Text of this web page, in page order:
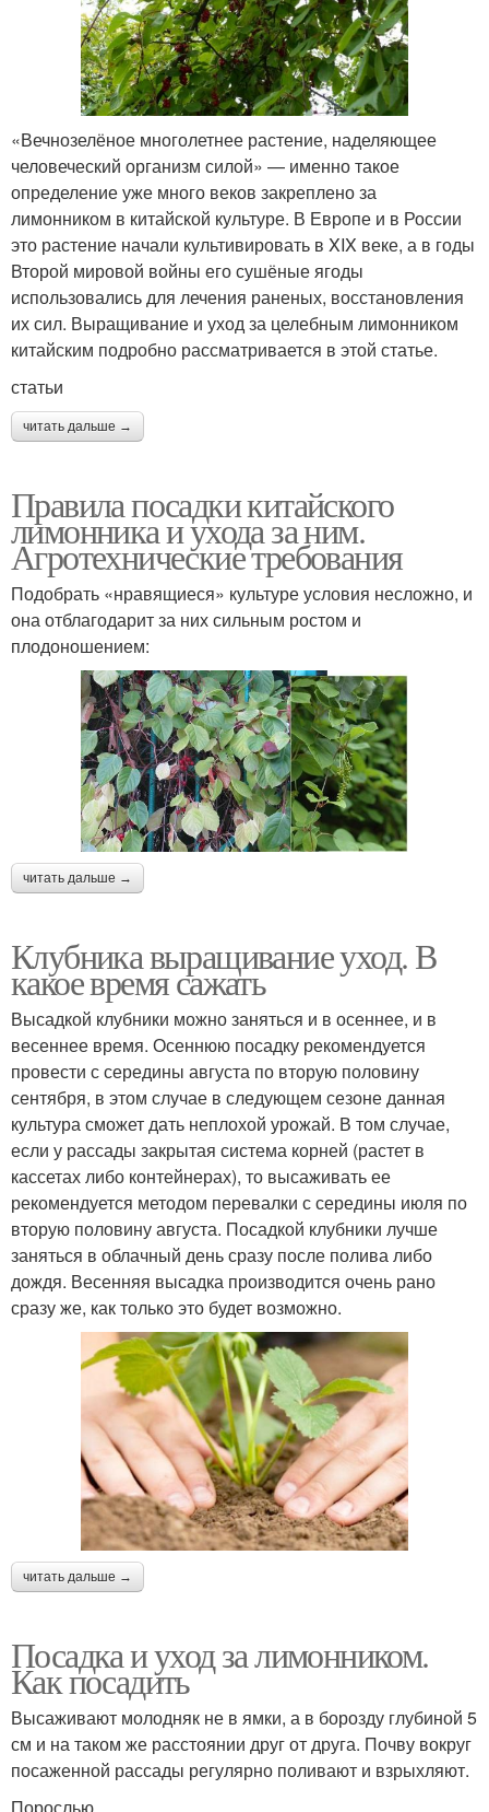
«Вечнозелёное многолетнее растение, наделяющее
человеческий организм силой» — именно такое
определение уже много веков закреплено за
лимонником в китайской культуре. В Европе и в России
это растение начали культивировать в XIX веке, а в годы
Второй мировой войны его сушёные ягоды
использовались для лечения раненых, восстановления
их сил. Выращивание и уход за целебным лимонником
китайским подробно рассматривается в этой статье.
статьи
читать дальше →
Правила посадки китайского
лимонника и ухода за ним.
Агротехнические требования
Подобрать «нравящиеся» культуре условия несложно, и
она отблагодарит за них сильным ростом и
плодоношением:
читать дальше →
Клубника выращивание уход. В
какое время сажать
Высадкой клубники можно заняться и в осеннее, и в
весеннее время. Осеннюю посадку рекомендуется
провести с середины августа по вторую половину
сентября, в этом случае в следующем сезоне данная
культура сможет дать неплохой урожай. В том случае,
если у рассады закрытая система корней (растет в
кассетах либо контейнерах), то высаживать ее
рекомендуется методом перевалки с середины июля по
вторую половину августа. Посадкой клубники лучше
заняться в облачный день сразу после полива либо
дождя. Весенняя высадка производится очень рано
сразу же, как только это будет возможно.
читать дальше →
Посадка и уход за лимонником.
Как посадить
Высаживают молодняк не в ямки, а в борозду глубиной 5
см и на таком же расстоянии друг от друга. Почву вокруг
посаженной рассады регулярно поливают и взрыхляют.
Порослью